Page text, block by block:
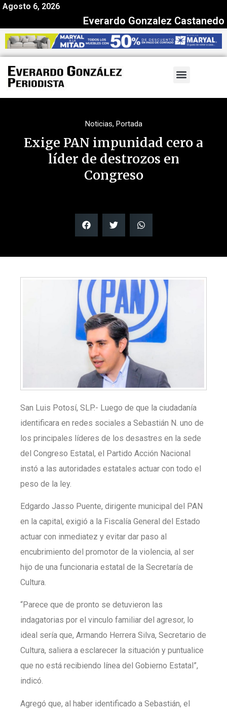
Agosto 6, 2026
Everardo Gonzalez Castanedo
Noticias, Portada
Exige PAN impunidad cero a
líder de destrozos en
Congreso
San Luis Potosí, SLP.- Luego de que la ciudadanía
identificara en redes sociales a Sebastián N. uno de
los principales líderes de los desastres en la sede
del Congreso Estatal, el Partido Acción Nacional
instó a las autoridades estatales actuar con todo el
peso de la ley.
Edgardo Jasso Puente, dirigente municipal del PAN
en la capital, exigió a la Fiscalía General del Estado
actuar con inmediatez y evitar dar paso al
encubrimiento del promotor de la violencia, al ser
hijo de una funcionaria estatal de la Secretaría de
Cultura.
“Parece que de pronto se detuvieron las
indagatorias por el vinculo familiar del agresor, lo
ideal sería que, Armando Herrera Silva, Secretario de
Cultura, saliera a esclarecer la situación y puntualice
que no está recibiendo línea del Gobierno Estatal”,
indicó.
Agregó que, al haber identificado a Sebastián, el